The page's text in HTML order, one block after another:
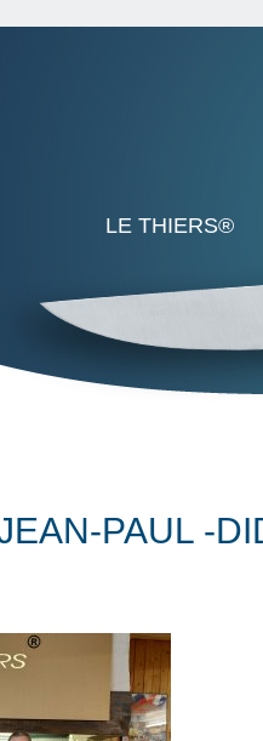
LE THIERS®
PAUL -